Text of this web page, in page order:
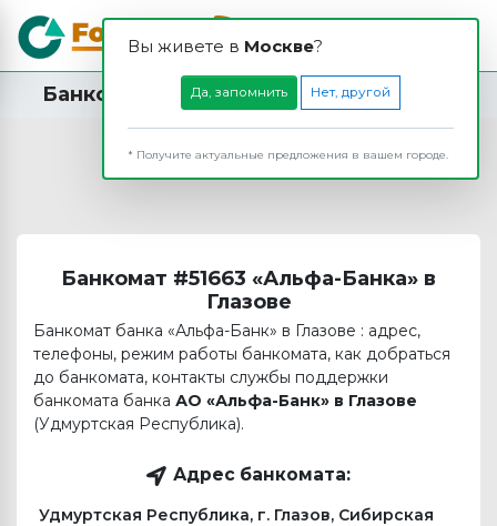
Вы живете в Москвe?
Да, запомнить Нет, другой
* Получите актуальные предложения в вашем городе.
Банкомат АО «Альфа-Банк» в Глазове
Банкомат #51663 «Альфа-Банка» в
Глазове
Банкомат банка «Альфа-Банк» в Глазове : адрес,
телефоны, режим работы банкомата, как добраться
до банкомата, контакты службы поддержки
банкомата банка АО «Альфа-Банк» в Глазове
(Удмуртская Республика).
Адрес банкомата:
Удмуртская Республика, г. Глазов, Сибирская